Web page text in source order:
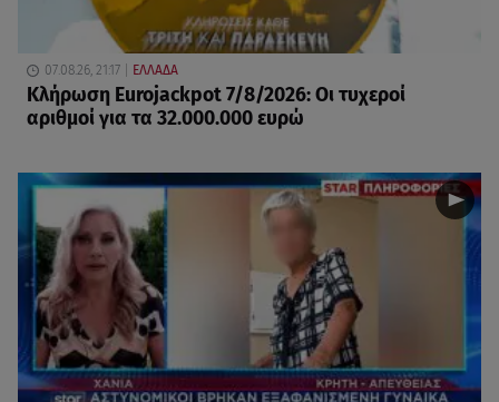
07.08.26, 21:17 ΕΛΛΑΔΑ
Κλήρωση Eurojackpot 7/8/2026: Οι τυχεροί
αριθμοί για τα 32.000.000 ευρώ